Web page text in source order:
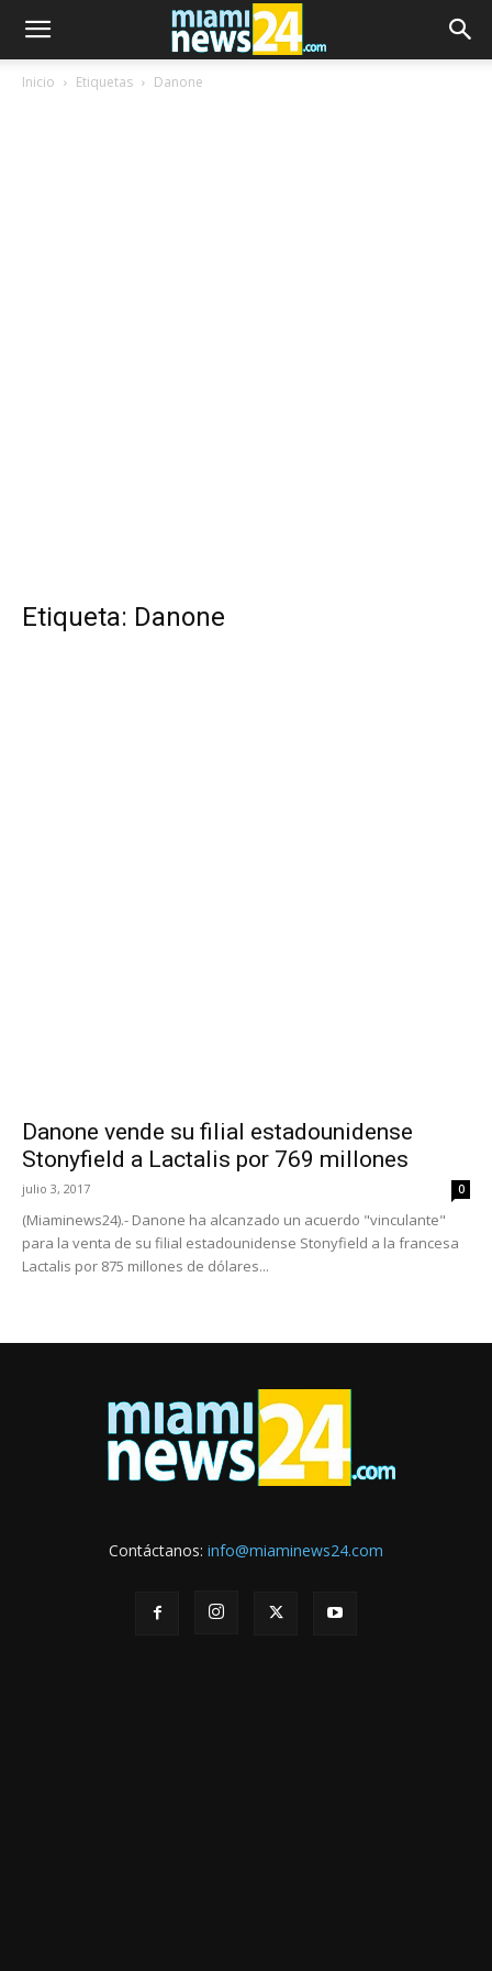
Inicio Etiquetas Danone
Etiqueta: Danone
Danone vende su filial estadounidense
Stonyfield a Lactalis por 769 millones
julio 3, 2017 0
(Miaminews24).- Danone ha alcanzado un acuerdo "vinculante"
para la venta de su filial estadounidense Stonyfield a la francesa
Lactalis por 875 millones de dólares...
Contáctanos: info@miaminews24.com